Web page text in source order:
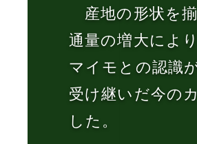
産地の形状を
通量の増大によ
マイモとの認識
受け継いだ今の
した。